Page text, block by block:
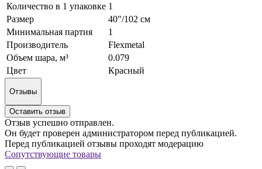
Количество в 1 упаковке 1
Размер
40"/102 см
Минимальная партия
1
Производитель
Flexmetal
Объем шара, м³
0.079
Цвет
Красный
Отзывы
Оставить отзыв
Отзыв успешно отправлен.
Он будет проверен администратором перед публикацией.
Перед публикацией отзывы проходят модерацию
Сопутствующие товары